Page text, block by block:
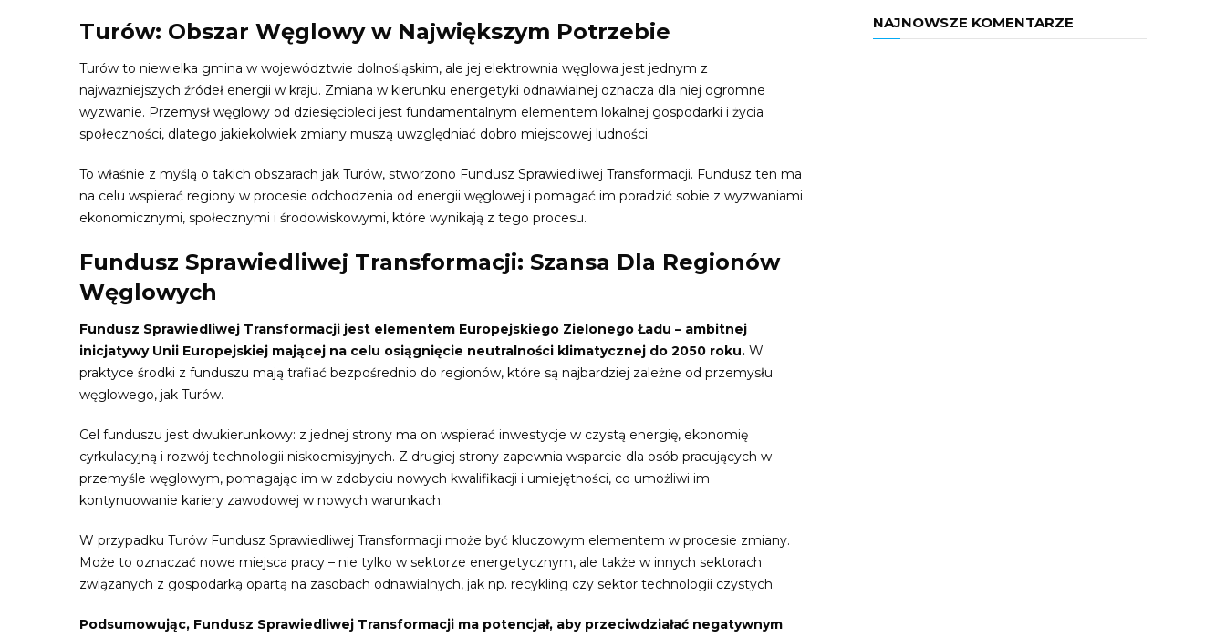
Turów: Obszar Węglowy w Największym Potrzebie
Turów to niewielka gmina w województwie dolnośląskim, ale jej elektrownia węglowa jest jednym z
najważniejszych źródeł energii w kraju. Zmiana w kierunku energetyki odnawialnej oznacza dla niej ogromne
wyzwanie. Przemysł węglowy od dziesięcioleci jest fundamentalnym elementem lokalnej gospodarki i życia
społeczności, dlatego jakiekolwiek zmiany muszą uwzględniać dobro miejscowej ludności.
To właśnie z myślą o takich obszarach jak Turów, stworzono Fundusz Sprawiedliwej Transformacji. Fundusz ten ma
na celu wspierać regiony w procesie odchodzenia od energii węglowej i pomagać im poradzić sobie z wyzwaniami
ekonomicznymi, społecznymi i środowiskowymi, które wynikają z tego procesu.
Fundusz Sprawiedliwej Transformacji: Szansa Dla Regionów
Węglowych
Fundusz Sprawiedliwej Transformacji jest elementem Europejskiego Zielonego Ładu – ambitnej
inicjatywy Unii Europejskiej mającej na celu osiągnięcie neutralności klimatycznej do 2050 roku. W
praktyce środki z funduszu mają trafiać bezpośrednio do regionów, które są najbardziej zależne od przemysłu
węglowego, jak Turów.
Cel funduszu jest dwukierunkowy: z jednej strony ma on wspierać inwestycje w czystą energię, ekonomię
cyrkulacyjną i rozwój technologii niskoemisyjnych. Z drugiej strony zapewnia wsparcie dla osób pracujących w
przemyśle węglowym, pomagając im w zdobyciu nowych kwalifikacji i umiejętności, co umożliwi im
kontynuowanie kariery zawodowej w nowych warunkach.
W przypadku Turów Fundusz Sprawiedliwej Transformacji może być kluczowym elementem w procesie zmiany.
Może to oznaczać nowe miejsca pracy – nie tylko w sektorze energetycznym, ale także w innych sektorach
związanych z gospodarką opartą na zasobach odnawialnych, jak np. recykling czy sektor technologii czystych.
Podsumowując, Fundusz Sprawiedliwej Transformacji ma potencjał, aby przeciwdziałać negatywnym
NAJNOWSZE KOMENTARZE